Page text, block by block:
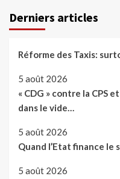
Derniers articles
Réforme des Taxis:
5 août 2026
« CDG » contre la CPS
dans le vide…
5 août 2026
Quand l’Etat finance
5 août 2026